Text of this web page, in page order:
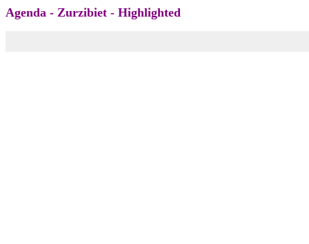
Agenda - Zurzibiet - Highlighted